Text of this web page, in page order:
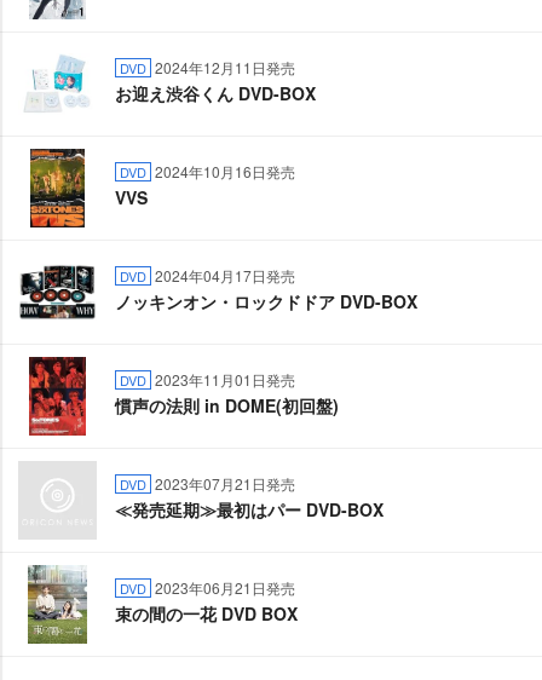
DVD 2024年12月11日発売
お迎え渋谷くん DVD-BOX
DVD 2024年10月16日発売
VVS
DVD 2024年04月17日発売
ノッキンオン・ロックドドア DVD-BOX
DVD 2023年11月01日発売
慣声の法則 in DOME(初回盤)
DVD 2023年07月21日発売
≪発売延期≫最初はパー DVD-BOX
DVD 2023年06月21日発売
束の間の一花 DVD BOX